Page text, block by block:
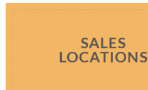
SALES
LOCATIONS